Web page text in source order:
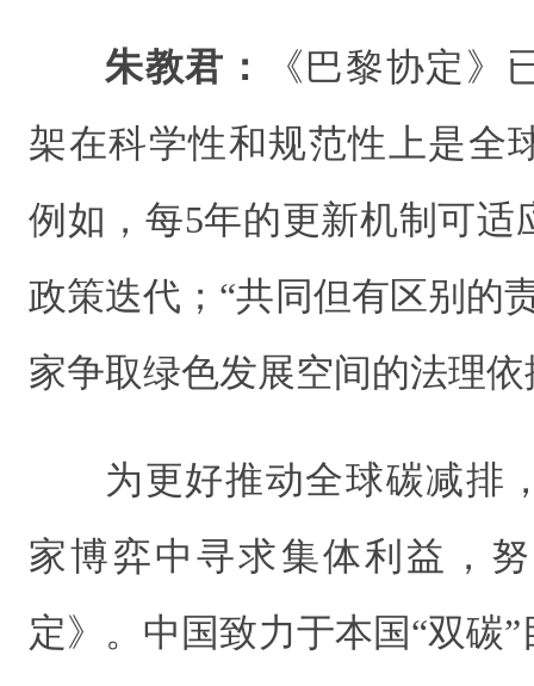
朱教君：
《巴黎协定》
架在科学性和规范性上是全
例如，每5年的更新机制可适
政策迭代；“共同但有区别的
家争取绿色发展空间的法理依
为更好推动全球碳减排
家博弈中寻求集体利益，
定》。中国致力于本国“双碳